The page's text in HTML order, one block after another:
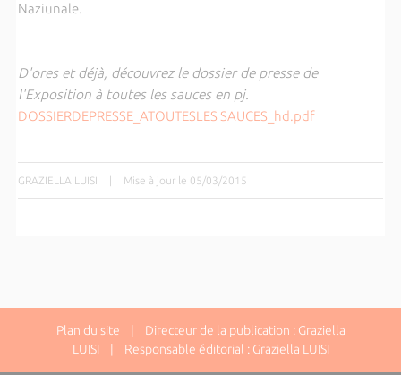
Naziunale.
D'ores et déjà, découvrez le dossier de presse de
l'Exposition à toutes les sauces en pj.
DOSSIERDEPRESSE_ATOUTESLES SAUCES_hd.pdf
GRAZIELLA LUISI | Mise à jour le 05/03/2015
Plan du site | Directeur de la publication : Graziella
LUISI | Responsable éditorial : Graziella LUISI